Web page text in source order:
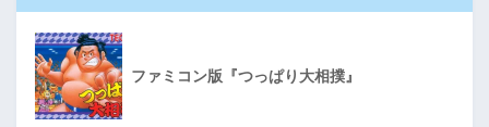
ファミコン版『つっぱり大相撲』